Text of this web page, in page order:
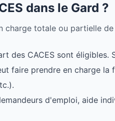
dans le Gard ?
totale ou partielle
des CACES sont éligibles.
faire prendre en charge la
d'emploi, aide